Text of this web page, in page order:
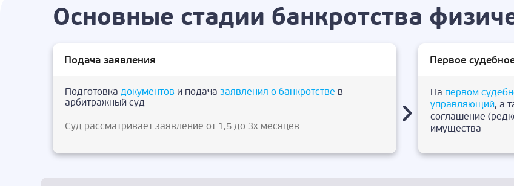
Основные стадии банкротства
Подача заявления
Подготовка документов и подача заявления о банкротстве в
арбитражный суд
Суд рассматривает заявление от 1,5 до 3х месяцев
Первое
На первом
управляющий, а
соглашение
имущества